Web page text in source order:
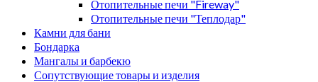
Отопительные печи "Fireway"
Отопительные печи "Теплодар"
Камни для бани
Бондарка
Мангалы и барбекю
Сопутствующие товары и изделия